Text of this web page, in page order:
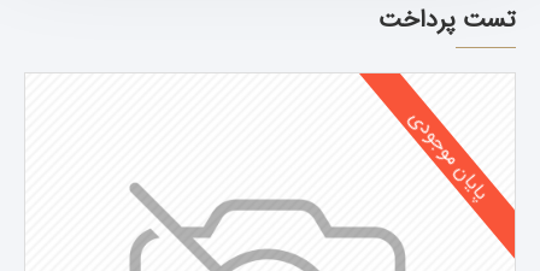
تست پرداخت
پایان موجودی